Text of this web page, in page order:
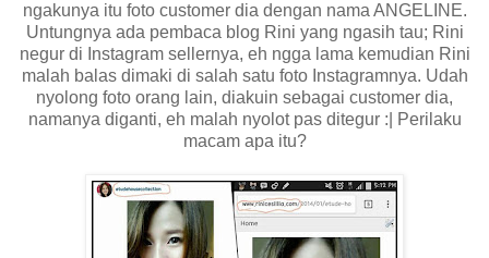
ngakunya itu foto customer dia dengan nama ANGELINE.
Untungnya ada pembaca blog Rini yang ngasih tau; Rini
negur di Instagram sellernya, eh ngga lama kemudian Rini
malah balas dimaki di salah satu foto Instagramnya. Udah
nyolong foto orang lain, diakuin sebagai customer dia,
namanya diganti, eh malah nyolot pas ditegur :| Perilaku
macam apa itu?